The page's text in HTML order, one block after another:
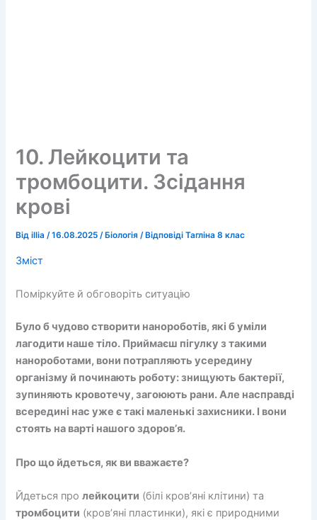
10. Лейкоцити та
тромбоцити. Зсідання
крові
Відillia/16.08.2025/ Біологія / Відповіді Тагліна 8 клас
Зміст
Поміркуйте й обговоріть ситуацію
Було б чудово створити нанороботів, які б уміли
лагодити наше тіло. Приймаєш пігулку з такими
нанороботами, вони потрапляють усередину
організму й починають роботу: знищують бактерії,
зупиняють кровотечу, загоюють рани. Але насправді
всередині нас уже є такі маленькі захисники. І вони
стоять на варті нашого здоров’я.
Про що йдеться, як ви вважаєте?
Йдеться пролейкоцити (білі кров’яні клітини) та
тромбоцити (кров’яні пластинки), які є природними